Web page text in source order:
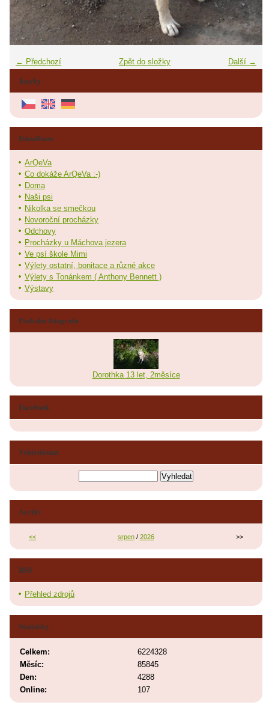
← Předchozí Další →
Zpět do složky
Jazyky
Fotoalbum
ArQeVa
Co dokáže ArQeVa :-)
Doma
Naši psi
Nikolka se smečkou
Novoroční procházky
Odchovy
Procházky u Máchova jezera
Ve psí škole Mimi
Výlety ostatní, bonitace a různé akce
Výlety s Tonánkem ( Anthony Bennett )
Výstavy
Poslední fotografie
Dorothka 13 let, 2měsíce
Facebook
Vyhledávání
Archiv
<< srpen/ 2026 >>
RSS
Přehled zdrojů
Statistiky
Online: 107
Celkem:
6224328
Měsíc:
85845
Den:
4288